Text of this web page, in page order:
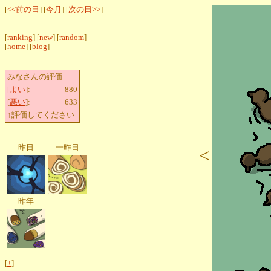
[<<前の日 ] [今月 ] [次の日>>]
[ranking] [new] [random]
[home] [blog]
みなさんの評価
[よい]:
880
[悪い]:
633
↑評価してください
昨日 一昨日
昨年
[+]
<